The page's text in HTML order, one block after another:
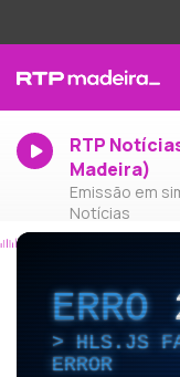
RTP
Madeira)
Emissão em
Notícias
ERRO
HLS.JS
ERROR